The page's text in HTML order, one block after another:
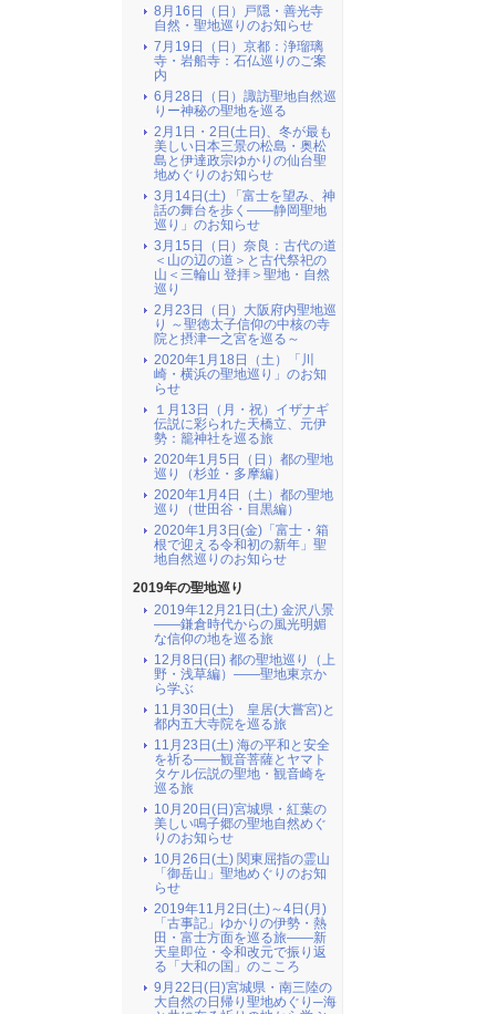
8月16日（日）戸隠・善光寺
自然・聖地巡りのお知らせ
7月19日（日）京都：浄瑠璃
寺・岩船寺：石仏巡りのご案
内
6月28日（日）諏訪聖地自然巡
りー神秘の聖地を巡る
2月1日・2日(土日)、冬が最も
美しい日本三景の松島・奥松
島と伊達政宗ゆかりの仙台聖
地めぐりのお知らせ
3月14日(土) 「富士を望み、神
話の舞台を歩く――静岡聖地
巡り」のお知らせ
3月15日（日）奈良：古代の道
＜山の辺の道＞と古代祭祀の
山＜三輪山 登拝＞聖地・自然
巡り
2月23日（日）大阪府内聖地巡
り ～聖徳太子信仰の中核の寺
院と摂津一之宮を巡る～
2020年1月18日（土）「川
崎・横浜の聖地巡り」のお知
らせ
１月13日（月・祝）イザナギ
伝説に彩られた天橋立、元伊
勢：籠神社を巡る旅
2020年1月5日（日）都の聖地
巡り（杉並・多摩編）
2020年1月4日（土）都の聖地
巡り（世田谷・目黒編）
2020年1月3日(金)「富士・箱
根で迎える令和初の新年」聖
地自然巡りのお知らせ
2019年の聖地巡り
2019年12月21日(土) 金沢八景
――鎌倉時代からの風光明媚
な信仰の地を巡る旅
12月8日(日) 都の聖地巡り（上
野・浅草編）――聖地東京か
ら学ぶ
11月30日(土) 皇居(大嘗宮)と
都内五大寺院を巡る旅
11月23日(土) 海の平和と安全
を祈る――観音菩薩とヤマト
タケル伝説の聖地・観音崎を
巡る旅
10月20日(日)宮城県・紅葉の
美しい鳴子郷の聖地自然めぐ
りのお知らせ
10月26日(土) 関東屈指の霊山
「御岳山」聖地めぐりのお知
らせ
2019年11月2日(土)～4日(月)
「古事記」ゆかりの伊勢・熱
田・富士方面を巡る旅――新
天皇即位・令和改元で振り返
る「大和の国」のこころ
9月22日(日)宮城県・南三陸の
大自然の日帰り聖地めぐり─海